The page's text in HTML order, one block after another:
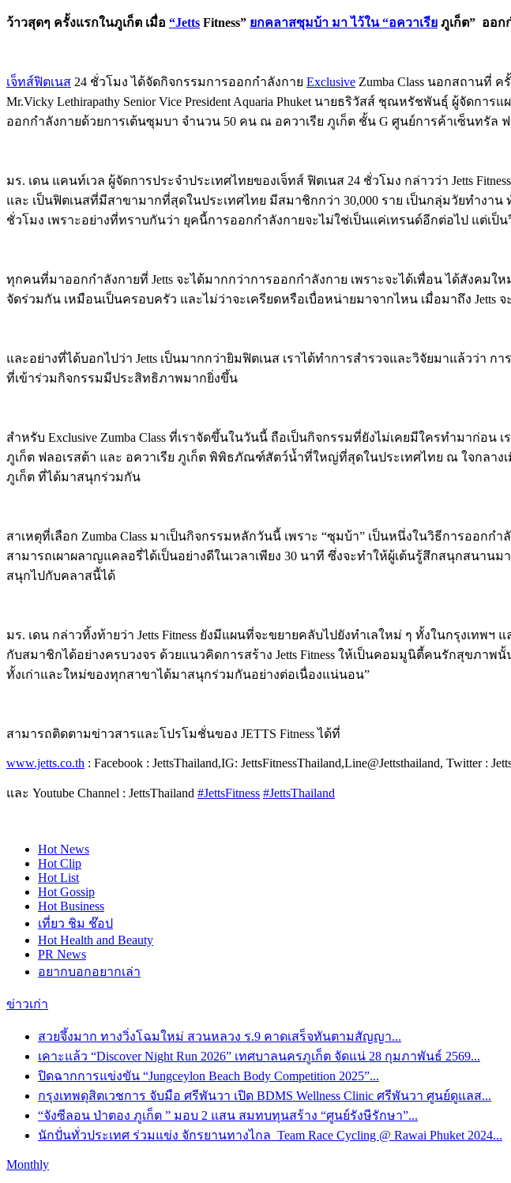
ว้าวสุดๆ ครั้งแรกในภูเก็ต เมื่อ “Jetts Fitness” ยกคลาสซุมบ้า มา ไว้ใน “อควาเรีย ภูเก็ต” ออก
เจ็ทส์ฟิตเนส 24 ชั่วโมง ได้จัดกิจกรรมการออกกำลังกาย Exclusive Zumba Class นอกสถานที่
Mr.Vicky Lethirapathy Senior Vice President Aquaria Phuket นายธริวัสส์ ชุณหรัชพันธุ์ ผู้จัด
ออกกำลังกายด้วยการเต้นซุมบา จำนวน 50 คน ณ อควาเรีย ภูเก็ต ชั้น G ศูนย์การค้าเซ็นทรัล ฟ
มร. เดน แคนท์เวล ผู้จัดการประจำประเทศไทยของเจ็ทส์ ฟิตเนส 24 ชั่วโมง กล่าวว่า Jetts
และ เป็นฟิตเนสที่มีสาขามากที่สุดในประเทศไทย มีสมาชิกกว่า 30,000 ราย เป็นกลุ่มวัยทำงา
ชั่วโมง เพราะอย่างที่ทราบกันว่า ยุคนี้การออกกำลังกายจะไม่ใช่เป็นแค่เทรนด์อีกต่อไป แต่เ
ทุกคนที่มาออกกำลังกายที่ Jetts จะได้มากกว่าการออกกำลังกาย เพราะจะได้เพื่อน ได้สังค
จัดร่วมกัน เหมือนเป็นครอบครัว และไม่ว่าจะเครียดหรือเบื่อหน่ายมาจากไหน เมื่อมาถึง
และอย่างที่ได้บอกไปว่า Jetts เป็นมากกว่ายิมฟิตเนส เราได้ทำการสำรวจและวิจัยมาแล้วว่
ที่เข้าร่วมกิจกรรมมีประสิทธิภาพมากยิ่งขึ้น
สำหรับ Exclusive Zumba Class ที่เราจัดขึ้นในวันนี้ ถือเป็นกิจกรรมที่ยังไม่เคยมีใครทำมาก่
ภูเก็ต ฟลอเรสต้า และ อควาเรีย ภูเก็ต พิพิธภัณฑ์สัตว์น้ำที่ใหญ่ที่สุดในประเทศไทย ณ ใจกลาง
ภูเก็ต ที่ได้มาสนุกร่วมกัน
สาเหตุที่เลือก Zumba Class มาเป็นกิจกรรมหลักวันนี้ เพราะ “ซุมบ้า” เป็นหนึ่งในวิธีการออก
สามารถเผาผลาญแคลอรี่ได้เป็นอย่างดีในเวลาเพียง 30 นาที ซึ่งจะทำให้ผู้เต้นรู้สึกสนุกสนา
สนุกไปกับคลาสนี้ได้
มร. เดน กล่าวทิ้งท้ายว่า Jetts Fitness ยังมีแผนที่จะขยายคลับไปยังทำเลใหม่ ๆ ทั้งในกรุงเท
กับสมาชิกได้อย่างครบวงจร ด้วยแนวคิดการสร้าง Jetts Fitness ให้เป็นคอมมูนิตี้คนรักสุขภา
ทั้งเก่าและใหม่ของทุกสาขาได้มาสนุกร่วมกันอย่างต่อเนื่องแน่นอน”
สามารถติดตามข่าวสารและโปรโมชั่นของ JETTS Fitness ได้ที่
www.jetts.co.th : Facebook : JettsThailand,IG: JettsFitnessThailand,Line@Jettsthailand, Twitter :
และ Youtube Channel : JettsThailand #JettsFitness #JettsThailand
Hot News
Hot Clip
Hot List
Hot Gossip
Hot Business
เที่ยว ชิม ช๊อป
Hot Health and Beauty
PR News
อยากบอกอยากเล่า
ข่าวเก่า
สวยจึ้งมาก ทางวิ่งโฉมใหม่ สวนหลวง ร.9 คาดเสร็จทันตามสัญญา...
เคาะแล้ว “Discover Night Run 2026” เทศบาลนครภูเก็ต จัดแน่ 28 กุมภาพันธ์ 2569...
ปิดฉากการแข่งขัน “Jungceylon Beach Body Competition 2025”...
กรุงเทพดุสิตเวชการ จับมือ ศรีพันวา เปิด BDMS Wellness Clinic ศรีพันวา ศูนย์ดูแลส...
“จังซีลอน ป่าตอง ภูเก็ต ” มอบ 2 แสน สมทบทุนสร้าง “ศูนย์รังษีรักษา”...
นักปั่นทั่วประเทศ ร่วมแข่ง จักรยานทางไกล Team Race Cycling @ Rawai Phuket 2024...
Monthly